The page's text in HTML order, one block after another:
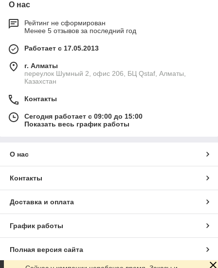
О нас
Рейтинг не сформирован
Менее 5 отзывов за последний год
Работает с 17.05.2013
г. Алматы
переулок Шумный 2, офис 206, БЦ Qstaf, Алматы,
Казахстан
Контакты
Сегодня работает с 09:00 до 15:00
Показать весь график работы
О нас
Контакты
Доставка и оплата
График работы
Полная версия сайта